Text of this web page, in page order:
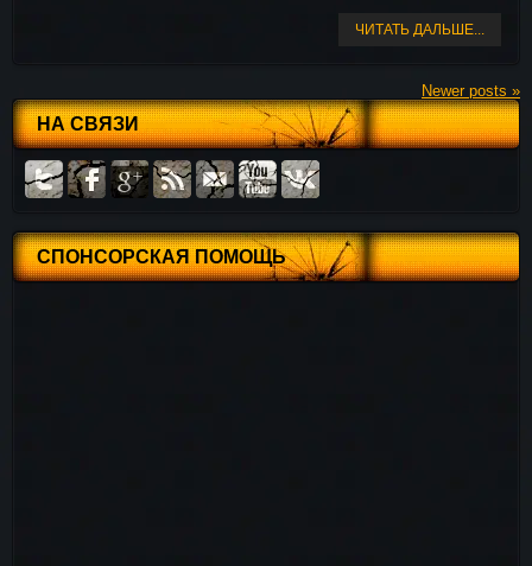
ЧИТАТЬ ДАЛЬШЕ...
Newer posts »
НА СВЯЗИ
СПОНСОРСКАЯ ПОМОЩЬ